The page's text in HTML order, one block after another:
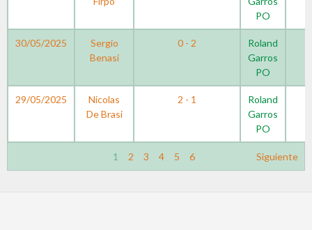
PO
30/05/2025
Sergio
Benasi
0 - 2
Roland
Garros
PO
29/05/2025
Nicolas
De Brasi
2 - 1
Roland
Garros
PO
1 2 3 4 5 6 Siguiente